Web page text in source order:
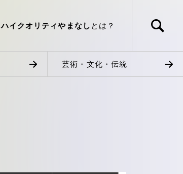
ハイクオリティやまなし とは？
芸術・文化・伝統